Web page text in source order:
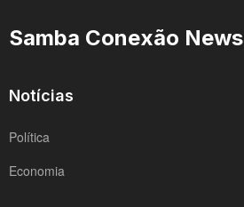
Samba Conexão News
Notícias
Política
Economia